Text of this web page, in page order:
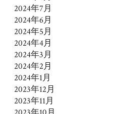
2024年7月
2024年6月
2024年5月
2024年4月
2024年3月
2024年2月
2024年1月
2023年12月
2023年11月